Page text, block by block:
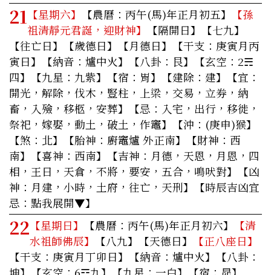
21 【星期六】 【農曆：丙午(馬)年正月初五】
【孫
祖清靜元君誕，迎財神】
【隔開日】【七九】
【往亡日】【歲德日】【月德日】【干支：庚寅月丙
寅日】【納音：爐中火】【八卦：艮】【玄空：2☴
四】【九星：九紫】【宿：胃】【建除：建】
【宜：
開光，解除，伐木，豎柱，上梁，交易，立券，納
畜，入殮，移柩，安葬】
【忌：入宅，出行，移徙，
祭祀，嫁娶，動土，破土，作竈】【沖：(庚申)猴】
【煞：北】【胎神：廚竈爐 外正南】【財神：西
南】【喜神：西南】【吉神：月德，天恩，月恩，四
相，王日，天倉，不將，要安，五合，鳴吠對】【凶
神：月建，小時，土府，往亡，天刑】
【時辰吉凶宜
忌：點我展開▼】
22 【星期日】 【農曆：丙午(馬)年正月初六】
【清
水祖師佛辰】
【八九】【天德日】
【正八座日】
【干支：庚寅月丁卯日】【納音：爐中火】【八卦：